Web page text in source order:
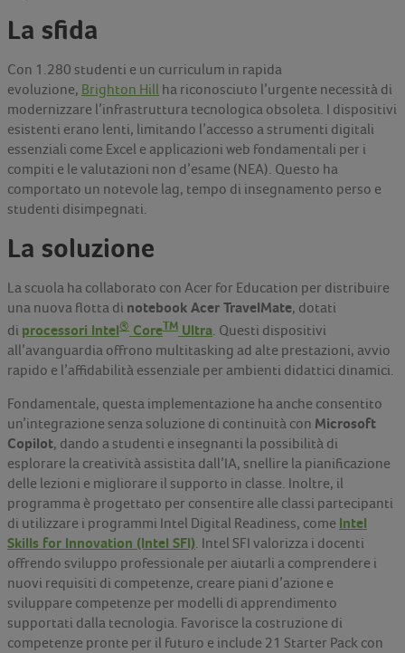
La sfida
Con 1.280 studenti e un curriculum in rapida
evoluzione, Brighton Hill ha riconosciuto l’urgente necessità di
modernizzare l’infrastruttura tecnologica obsoleta. I dispositivi
esistenti erano lenti, limitando l’accesso a strumenti digitali
essenziali come Excel e applicazioni web fondamentali per i
compiti e le valutazioni non d’esame (NEA). Questo ha
comportato un notevole lag, tempo di insegnamento perso e
studenti disimpegnati.
La soluzione
La scuola ha collaborato con Acer for Education per distribuire
una nuova flotta di notebook Acer TravelMate, dotati
di processori Intel® CoreTM Ultra. Questi dispositivi
all’avanguardia offrono multitasking ad alte prestazioni, avvio
rapido e l’affidabilità essenziale per ambienti didattici dinamici.
Fondamentale, questa implementazione ha anche consentito
un’integrazione senza soluzione di continuità con Microsoft
Copilot, dando a studenti e insegnanti la possibilità di
esplorare la creatività assistita dall’IA, snellire la pianificazione
delle lezioni e migliorare il supporto in classe. Inoltre, il
programma è progettato per consentire alle classi partecipanti
di utilizzare i programmi Intel Digital Readiness, come Intel
Skills for Innovation (Intel SFI). Intel SFI valorizza i docenti
offrendo sviluppo professionale per aiutarli a comprendere i
nuovi requisiti di competenze, creare piani d’azione e
sviluppare competenze per modelli di apprendimento
supportati dalla tecnologia. Favorisce la costruzione di
competenze pronte per il futuro e include 21 Starter Pack con